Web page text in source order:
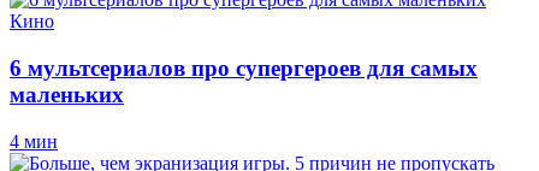
Кино
6 мультсериалов про супергероев для самых
маленьких
4 мин